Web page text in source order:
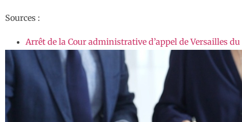
Sources :
Arrêt de la Cour administrative d’appel de Versailles